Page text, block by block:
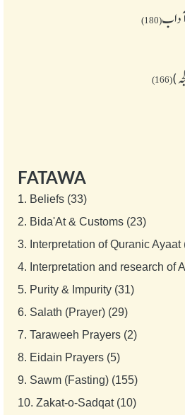
(180)
(166)
FATAWA
1. Beliefs (33)
2. Bida'At & Customs (23)
3. Interpretation of Quranic Ayaat
4. Interpretation and research of
5. Purity & Impurity (31)
6. Salath (Prayer) (29)
7. Taraweeh Prayers (2)
8. Eidain Prayers (5)
9. Sawm (Fasting) (155)
10. Zakat-o-Sadqat (10)